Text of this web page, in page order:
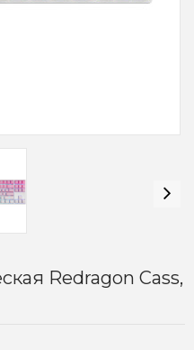
Redragon Cass,